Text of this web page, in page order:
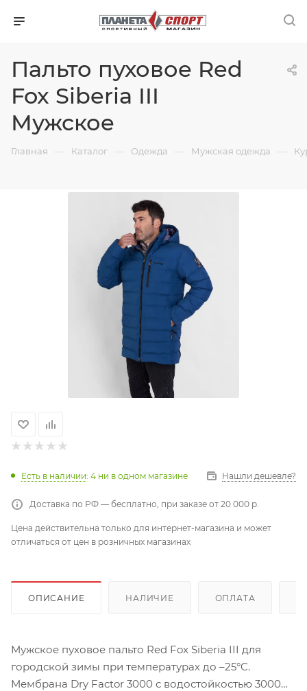
Пальто пуховое Red
Fox Siberia III
Мужское
Главная — Каталог — Одежда — Мужская одежда —
Есть в наличии: 4 ни в одном магазине Нашли дешевле?
Доставка по РФ — бесплатно, при заказе от 20 000 р.
Цена действительна только для интернет-магазина и может
отличаться от цен в розничных магазинах
ОПИСАНИЕ НАЛИЧИЕ ОПЛАТА
Мужское пуховое пальто Red Fox Siberia III для
городской зимы при температурах до –25°C.
Мембрана Dry Factor 3000 с водостойкостью 3000